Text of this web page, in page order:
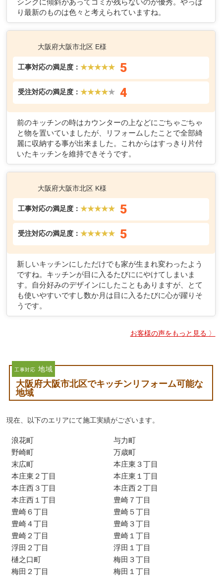
シンクに傾斜があってゴミが残らないのが優秀。やっぱ
り最新のものは色々と考えられていますね。
大阪府大阪市北区 E様
工事対応の満足度：★★★★★ 5
受注対応の満足度：★★★★★ 4
前のキッチンの時はカウンターの上などにごちゃごちゃ
と物を置いていましたが、リフォームしたことで全部綺
麗に収納する事が出来ました。これからはすっきり片付
いたキッチンを維持できそうです。
大阪府大阪市北区 K様
工事対応の満足度：★★★★★ 5
受注対応の満足度：★★★★★ 5
新しいキッチンにしただけでも家が生まれ変わったよう
ですね。キッチンが目に入るたびににやけてしまいま
す。自分好みのデザインにしたこともありますが、とて
も使いやすいですし数か月は目に入るたびに心が躍りそ
うです。
お客様の声をもっと見る 〉
工事対応 地域
大阪府大阪市北区でキッチンリフォーム可能な
地域
現在、以下のエリアにて施工実績がございます。
浪花町
与力町
野崎町
万歳町
末広町
本庄東３丁目
本庄東２丁目
本庄東１丁目
本庄西３丁目
本庄西２丁目
本庄西１丁目
豊崎７丁目
豊崎６丁目
豊崎５丁目
豊崎４丁目
豊崎３丁目
豊崎２丁目
豊崎１丁目
浮田２丁目
浮田１丁目
樋之口町
梅田３丁目
梅田２丁目
梅田１丁目